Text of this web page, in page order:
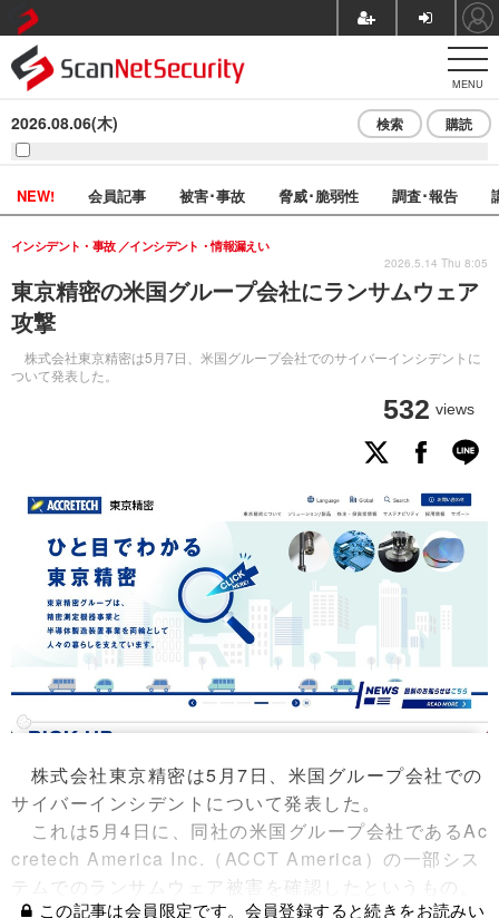
MENU
2026.08.06(木) 検索 購読
NEW! 会員記事 被害･事故 脅威･脆弱性 調査･報告
東京精密の米国グループ会社にランサムウェア
攻撃
株式会社東京精密は5月7日、米国グループ会社でのサイバーインシデントに
ついて発表した。
インシデント・事故 インシデント・情報漏えい
532 views
2026.5.14 Thu 8:05
株式会社東京精密は5月7日、米国グループ会社での
サイバーインシデントについて発表した。
これは5月4日に、同社の米国グループ会社であるAc
cretech America Inc.（ACCT America）の一部シス
テムでのランサムウェア被害を確認したというもの。
この記事は会員限定です。会員登録すると続きをお読みい